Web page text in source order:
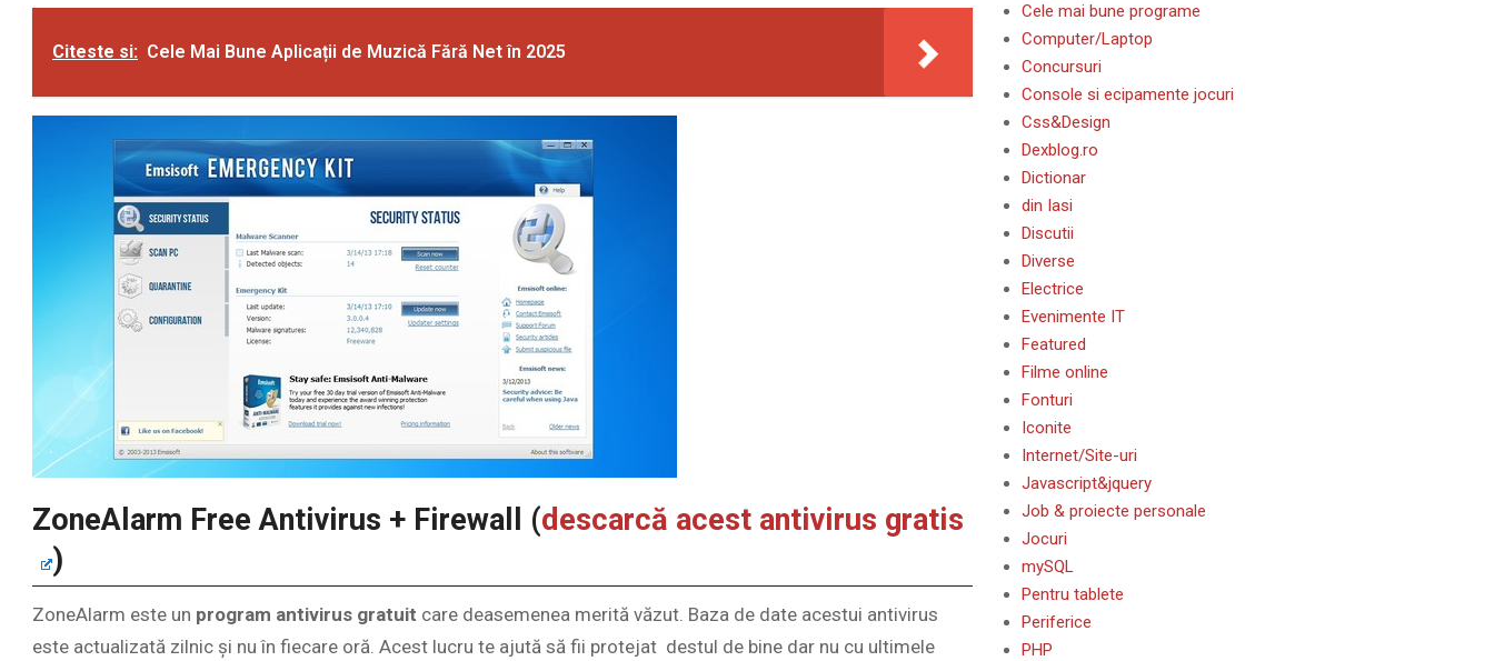
Citeste si: Cele Mai Bune Aplicații de Muzică Fără Net în 2025
ZoneAlarm Free Antivirus + Firewall (descarcă acest antivirus gratis
)
ZoneAlarm este un program antivirus gratuit care deasemenea merită văzut. Baza de date acestui antivirus
este actualizată zilnic și nu în fiecare oră. Acest lucru te ajută să fii protejat destul de bine dar nu cu ultimele
Cele mai bune programe
Computer/Laptop
Concursuri
Console si ecipamente jocuri
Css&Design
Dexblog.ro
Dictionar
din Iasi
Discutii
Diverse
Electrice
Evenimente IT
Featured
Filme online
Fonturi
Iconite
Internet/Site-uri
Javascript&jquery
Job & proiecte personale
Jocuri
mySQL
Pentru tablete
Periferice
PHP